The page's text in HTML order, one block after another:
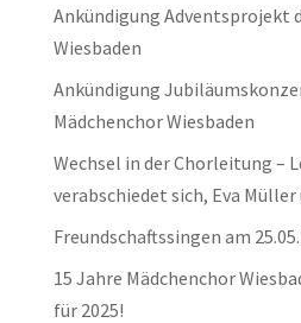
Ankündigung Adventsprojekt
Wiesbaden
Ankündigung
Mädchenchor Wiesbaden
Wechsel in der Chorleitung –
verabschiedet sich, Eva
Freundschaftssingen am
15 Jahre Mädchenchor
für 2025!